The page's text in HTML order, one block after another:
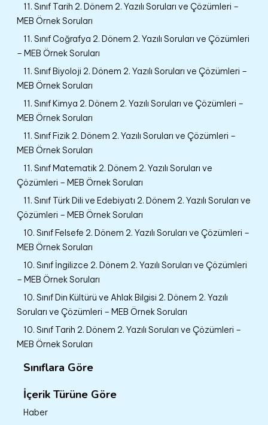
11. Sınıf Tarih 2. Dönem 2. Yazılı Soruları ve Çözümleri –
MEB Örnek Soruları
11. Sınıf Coğrafya 2. Dönem 2. Yazılı Soruları ve Çözümleri
– MEB Örnek Soruları
11. Sınıf Biyoloji 2. Dönem 2. Yazılı Soruları ve Çözümleri –
MEB Örnek Soruları
11. Sınıf Kimya 2. Dönem 2. Yazılı Soruları ve Çözümleri –
MEB Örnek Soruları
11. Sınıf Fizik 2. Dönem 2. Yazılı Soruları ve Çözümleri –
MEB Örnek Soruları
11. Sınıf Matematik 2. Dönem 2. Yazılı Soruları ve
Çözümleri – MEB Örnek Soruları
11. Sınıf Türk Dili ve Edebiyatı 2. Dönem 2. Yazılı Soruları ve
Çözümleri – MEB Örnek Soruları
10. Sınıf Felsefe 2. Dönem 2. Yazılı Soruları ve Çözümleri –
MEB Örnek Soruları
10. Sınıf İngilizce 2. Dönem 2. Yazılı Soruları ve Çözümleri
– MEB Örnek Soruları
10. Sınıf Din Kültürü ve Ahlak Bilgisi 2. Dönem 2. Yazılı
Soruları ve Çözümleri – MEB Örnek Soruları
10. Sınıf Tarih 2. Dönem 2. Yazılı Soruları ve Çözümleri –
MEB Örnek Soruları
Sınıflara Göre
İçerik Türüne Göre
Haber